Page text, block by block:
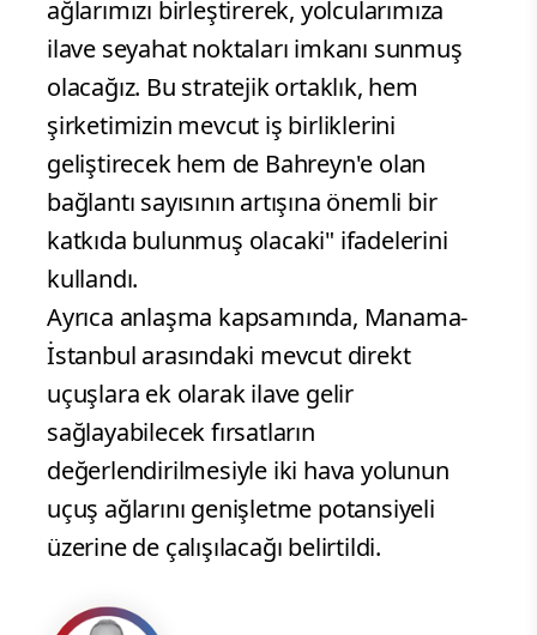
ağlarımızı birleştirerek, yolcularımıza
ilave seyahat noktaları imkanı sunmuş
olacağız. Bu stratejik ortaklık, hem
şirketimizin mevcut iş birliklerini
geliştirecek hem de Bahreyn'e olan
bağlantı sayısının artışına önemli bir
katkıda bulunmuş olacaki" ifadelerini
kullandı.
Ayrıca anlaşma kapsamında, Manama-
İstanbul arasındaki mevcut direkt
uçuşlara ek olarak ilave gelir
sağlayabilecek fırsatların
değerlendirilmesiyle iki hava yolunun
uçuş ağlarını genişletme potansiyeli
üzerine de çalışılacağı belirtildi.